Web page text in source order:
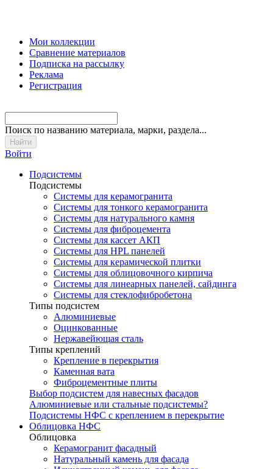
Мои коллекции
Сравнение материалов
Подписка на рассылку
Реклама
Регистрация
Поиск по названию материала, марки, раздела...
Войти
Подсистемы
Подсистемы
Системы для керамогранита
Системы для тонкого керамогранита
Системы для натурального камня
Системы для фиброцемента
Системы для кассет АКП
Системы для HPL панелей
Системы для керамической плитки
Системы для облицовочного кирпича
Системы для линеарных панелей, сайдинга
Системы для стеклофибробетона
Типы подсистем
Алюминиевые
Оцинкованные
Нержавейющая сталь
Типы креплений
Крепление в перекрытия
Каменная вата
Фиброцементные плиты
Выбор подсистем для навесных фасадов
Алюминиевые или стальные подсистемы?
Подсистемы НФС с креплением в перекрытие
Облицовка НФС
Облицовка
Керамогранит фасадный
Натуральный камень для фасада